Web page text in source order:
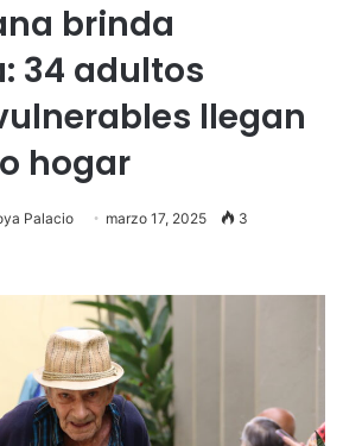
brinda
34 adultos
llegan
hogar
Palacio marzo 17, 2025 3